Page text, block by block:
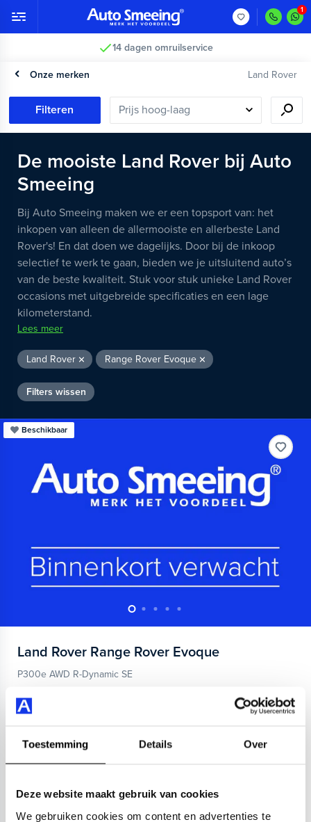
Toestemming Details Over
Deze website maakt gebruik van cookies
We gebruiken cookies om content en advertenties te
14 dagen omruilservice
Onze merken Land Rover
Filteren
De mooiste Land Rover bij Auto
Smeeing
Bij Auto Smeeing maken we er een topsport van: het
inkopen van alleen de allermooiste en allerbeste Land
Rover's! En dat doen we dagelijks. Door bij de inkoop
selectief te werk te gaan, bieden we je uitsluitend auto’s
van de beste kwaliteit. Stuk voor stuk unieke Land Rover
occasions met uitgebreide specificaties en een lage
kilometerstand.
Lees meer
Land Rover Range Rover Evoque
Filters wissen
Beschikbaar
Land Rover Range Rover Evoque
P300e AWD R-Dynamic SE
2023
Automaat
Kopen
Bekijken